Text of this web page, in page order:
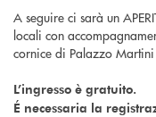
A seguire ci sarà un
locali con
cornice di Palazzo
L’ingresso è gratuito.
É necessaria la